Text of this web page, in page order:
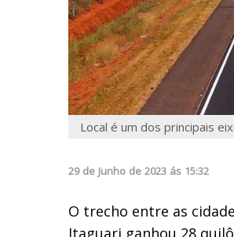
Local é um dos principais
29 de Junho de 2023 ás 15:32
O trecho entre as
Itaguari ganhou 28